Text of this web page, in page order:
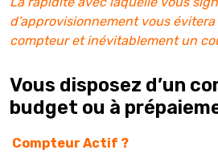
d’approvisionnement vous
compteur et inévitablement un
Vous disposez d’un
budget ou à
Compteur Actif ?